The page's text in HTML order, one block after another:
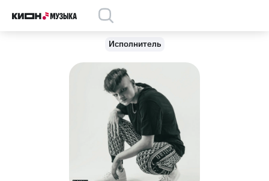
Исполнитель